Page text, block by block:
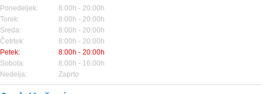
Ponedeljek:
8:00h - 20:00h
Torek:
8:00h - 20:00h
Sreda:
8:00h - 20:00h
Četrtek:
8:00h - 20:00h
Petek:
8:00h - 20:00h
Sobota:
8:00h - 16:00h
Nedelja:
Zaprto